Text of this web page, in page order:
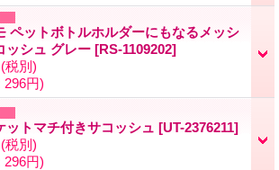
ペットボトルホルダーにもなるメッシ
ッシュ グレー [RS-1109202]
(税別)
296円)
ットマチ付きサコッシュ [UT-2376211]
(税別)
296円)